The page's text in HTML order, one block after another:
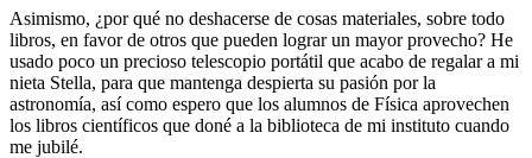
Asimismo, ¿por qué no deshacerse de cosas materiales, sobre todo
libros, en favor de otros que pueden lograr un mayor provecho? He
usado poco un precioso telescopio portátil que acabo de regalar a mi
nieta Stella, para que mantenga despierta su pasión por la
astronomía, así como espero que los alumnos de Física aprovechen
los libros científicos que doné a la biblioteca de mi instituto cuando
me jubilé.